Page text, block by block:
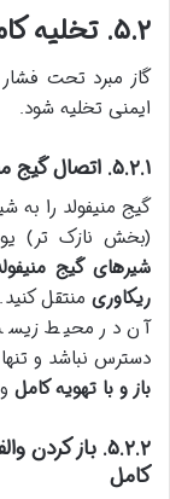
۵.۲. تخلیه کامل گاز مبرد
گاز مبرد تحت
ایمنی تخلیه شود.
۵.۲.۱. اتصال گیج منیفولد و تخلیه آرام گاز
گیج منیفولد را به
(بخش نازک تر)
شیرهای گیج
ریکاوری منتقل
آن در محیط زیست
دسترس نباشد و
باز و با تهویه کامل
۵.۲.۲. باز
کامل